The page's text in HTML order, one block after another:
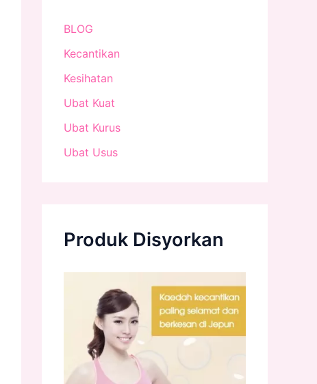
BLOG
Kecantikan
Kesihatan
Ubat Kuat
Ubat Kurus
Ubat Usus
Produk Disyorkan